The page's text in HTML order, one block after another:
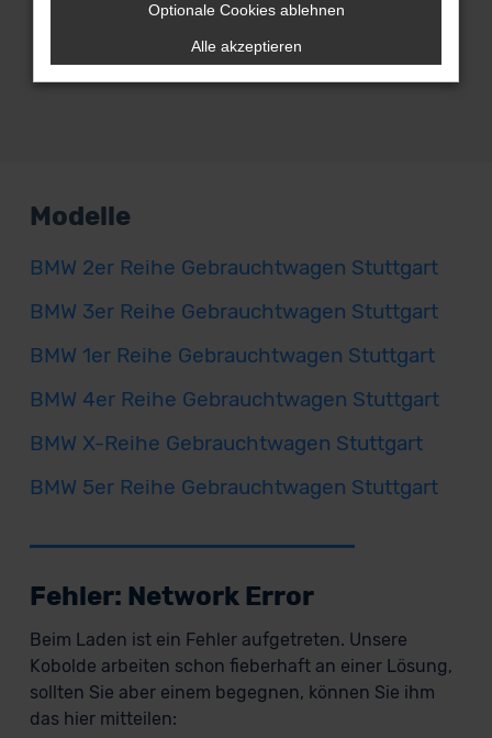
Gebrauchtwagen wurden im Vorfeld
gründlich geprüft und sind einwandfrei.
Darauf geben wir dir eine Garantie.
Modelle
BMW 2er Reihe Gebrauchtwagen Stuttgart
BMW 3er Reihe Gebrauchtwagen Stuttgart
BMW 1er Reihe Gebrauchtwagen Stuttgart
BMW 4er Reihe Gebrauchtwagen Stuttgart
BMW X-Reihe Gebrauchtwagen Stuttgart
BMW 5er Reihe Gebrauchtwagen Stuttgart
Fehler: Network Error
Beim Laden ist ein Fehler aufgetreten. Unsere
Kobolde arbeiten schon fieberhaft an einer Lösung,
sollten Sie aber einem begegnen, können Sie ihm
das hier mitteilen:
Optionale Cookies ablehnen
Alle akzeptieren